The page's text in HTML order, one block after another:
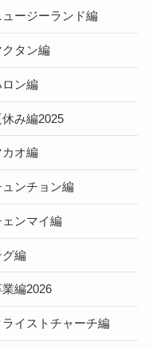
ージーランド編
タン編
ン編
み編2025
オ編
ンチョン編
ンマイ編
グ編
編2026
イストチャーチ編